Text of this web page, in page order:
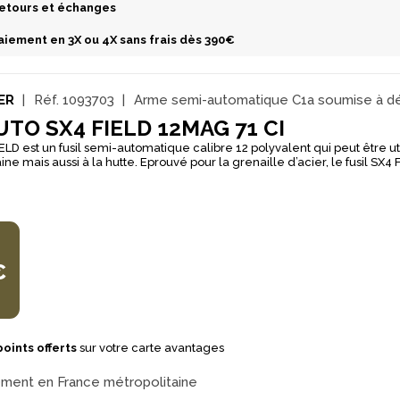
et échanges
en 3X ou 4X sans frais dès 390€
Réf. 1093703 Arme semi-automatique C1a soumise à
SX4 FIELD 12MAG 71 CI
est un fusil semi-automatique calibre 12 polyvalent qui peut être
Eprouvé pour la grenaille d’acier, le fusil SX4 FIELD de chez
muni d’un canon de longueur 71cm avec 3 chokes Invector Plus (1/4,
type de munitions, des plus légères aux plus lourdes, en passant par
SX4 FIELD qui est chambré magnum comporte une plaque de
fabriqué en aluminium fait de lui un fusil léger qui monte vite à
une capacité de tir de 3 coups (1 cartouche chambrée, ainsi que 2
offerts sur votre carte avantages
en France métropolitaine